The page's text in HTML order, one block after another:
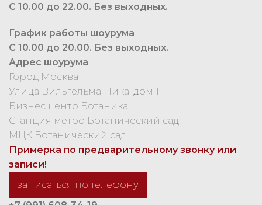
С 10.00 до 22.00. Без выходных.
График работы шоурума
С 10.00 до 20.00. Без выходных.
Адрес шоурума
Город Москва
Улица Вильгельма Пика, дом 11
Бизнес центр Ботаника
Станция метро Ботанический сад
МЦК Ботанический сад
Примерка по предварительному звонку или
записи!
записаться по телефону